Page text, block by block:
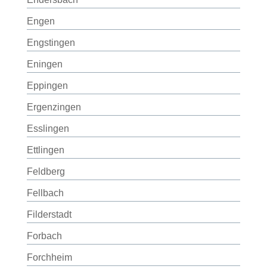
Engen
Engstingen
Eningen
Eppingen
Ergenzingen
Esslingen
Ettlingen
Feldberg
Fellbach
Filderstadt
Forbach
Forchheim